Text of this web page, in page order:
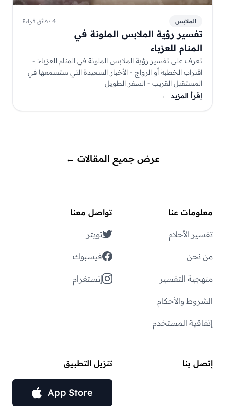
الملابس 4 دقائق قراءة
تفسير رؤية الملابس الملونة في
المنام للعزباء
تعرف على تفسير رؤية الملابس الملونة في المنام للعزباء: -
اقتراب الخطبة أو الزواج - الأخبار السعيدة التي ستسمعها في
المستقبل القريب - السفر الطويل
إقرأ المزيد ←
عرض جميع المقالات ←
معلومات عنا
تفسير الأحلام
من نحن
منهجية التفسير
الشروط والأحكام
إتفاقية المستخدم
تواصل معنا
تويتر
فيسبوك
إنستغرام
إتصل بنا تنزيل التطبيق
App Store